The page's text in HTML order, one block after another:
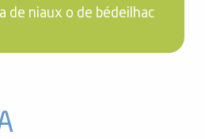
de niaux o de bédeilhac